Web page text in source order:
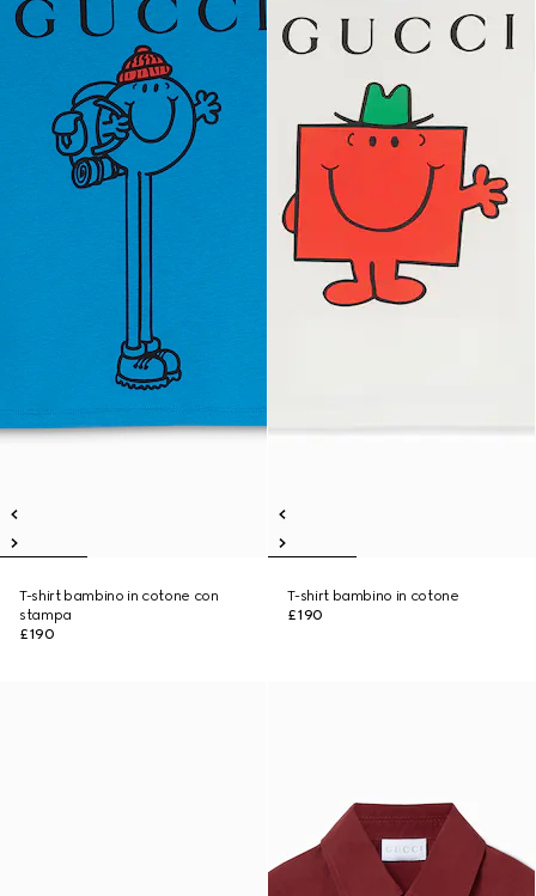
T-shirt bambino in cotone con
stampa
£190
T-shirt bambino in cotone
£190